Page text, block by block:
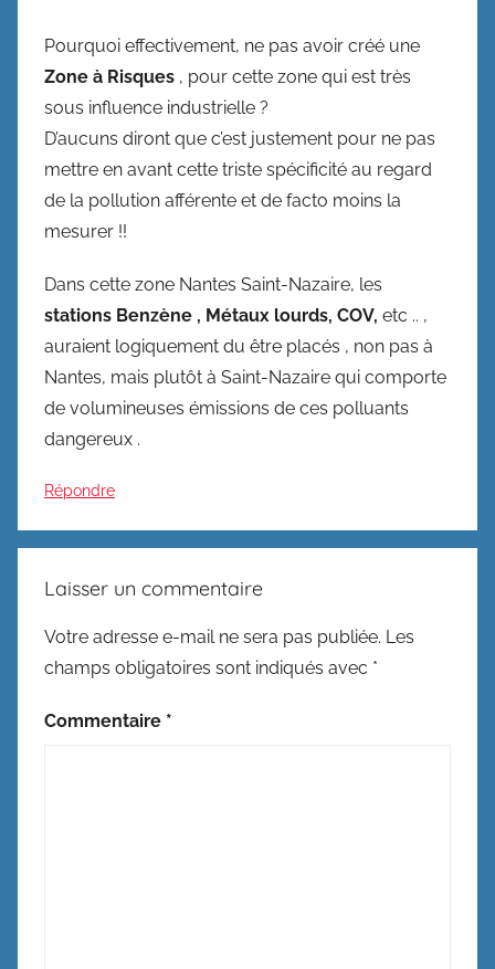
Pourquoi effectivement, ne pas avoir créé une
Zone à Risques , pour cette zone qui est très
sous influence industrielle ?
D’aucuns diront que c’est justement pour ne pas
mettre en avant cette triste spécificité au regard
de la pollution afférente et de facto moins la
mesurer !!
Dans cette zone Nantes Saint-Nazaire, les
stations Benzène , Métaux lourds, COV, etc .. ,
auraient logiquement du être placés , non pas à
Nantes, mais plutôt à Saint-Nazaire qui comporte
de volumineuses émissions de ces polluants
dangereux .
Répondre
Laisser un commentaire
Votre adresse e-mail ne sera pas publiée. Les
champs obligatoires sont indiqués avec *
Commentaire *